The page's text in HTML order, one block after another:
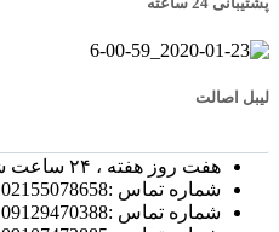
لیبل اصالت
هفت روز هفته ، ۲۴ ساعت شبانه‌روز پاسخگوی شما هستیم
شماره تماس :02155078658|
شماره تماس :09129470388|